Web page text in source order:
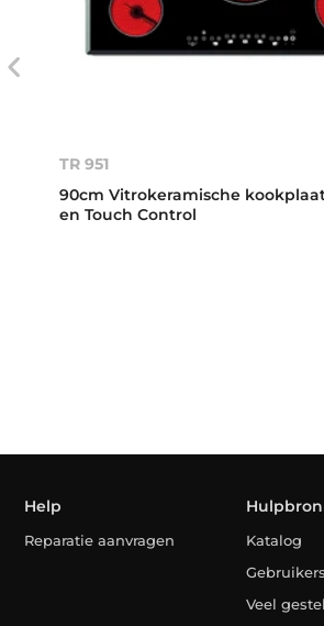
TR 951
90cm Vitrokeramische
en Touch Control
Help
Reparatie aanvragen
Katalog
Veel